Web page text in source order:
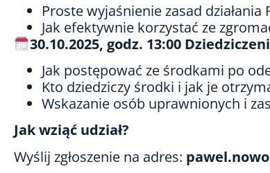
Proste wyjaśnienie zasad
Jak efektywnie korzystać ze
30.10.2025, godz. 13:00
Jak postępować ze środkami po
Kto dziedziczy środki i jak je
Wskazanie osób uprawnionych i
Jak wziąć udział?
Wyślij zgłoszenie na adres: